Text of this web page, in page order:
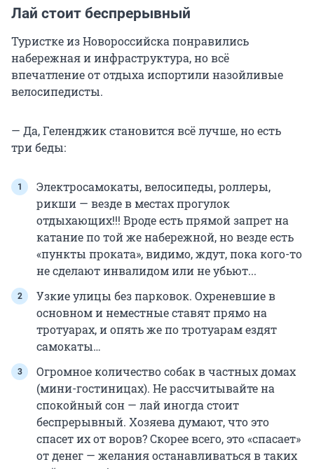
Лай стоит беспрерывный
Туристке из Новороссийска понравились
набережная и инфраструктура, но всё
впечатление от отдыха испортили назойливые
велосипедисты.
— Да, Геленджик становится всё лучше, но есть
три беды:
Электросамокаты, велосипеды, роллеры,
рикши — везде в местах прогулок
отдыхающих!!! Вроде есть прямой запрет на
катание по той же набережной, но везде есть
«пункты проката», видимо, ждут, пока кого-то
не сделают инвалидом или не убьют...
Узкие улицы без парковок. Охреневшие в
основном и неместные ставят прямо на
тротуарах, и опять же по тротуарам ездят
самокаты…
Огромное количество собак в частных домах
(мини-гостиницах). Не рассчитывайте на
спокойный сон — лай иногда стоит
беспрерывный. Хозяева думают, что это
спасет их от воров? Скорее всего, это «спасает»
от денег — желания останавливаться в таких